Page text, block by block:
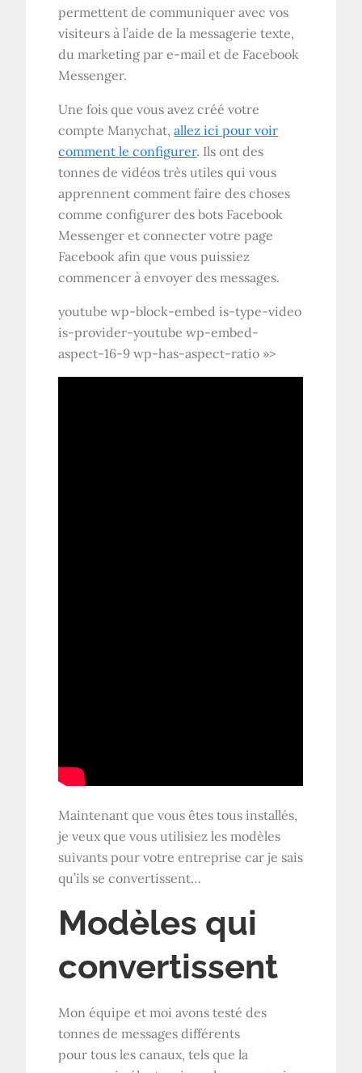
permettent de communiquer avec vos
visiteurs à l’aide de la messagerie texte,
du marketing par e-mail et de Facebook
Messenger.
Une fois que vous avez créé votre
compte Manychat,allez ici pour voir
comment le configurer. Ils ont des
tonnes de vidéos très utiles qui vous
apprennent comment faire des choses
comme configurer des bots Facebook
Messenger et connecter votre page
Facebook afin que vous puissiez
commencer à envoyer des messages.
youtube wp-block-embed is-type-video
is-provider-youtube wp-embed-
aspect-16-9 wp-has-aspect-ratio »>
Maintenant que vous êtes tous installés,
je veux que vous utilisiez les modèles
suivants pour votre entreprise car je sais
qu’ils se convertissent…
Modèles qui
convertissent
Mon équipe et moi avons testé des
tonnes de messages différents
pour tous les canaux, tels que la